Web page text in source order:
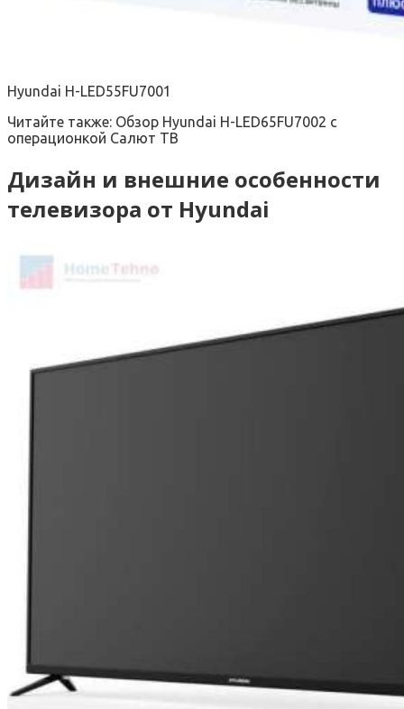
Hyundai H-LED55FU7001
Читайте также: Обзор Hyundai H-LED65FU7002 с
операционкой Салют ТВ
Дизайн и внешние особенности
телевизора от Hyundai